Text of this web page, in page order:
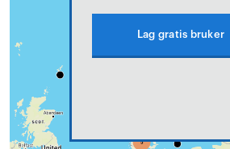
Lag gratis bruker